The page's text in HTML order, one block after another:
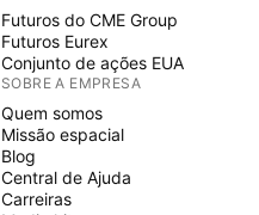
Futuros do CME Group
Futuros Eurex
Conjunto de ações EUA
SOBRE A EMPRESA
Quem somos
Missão espacial
Blog
Central de Ajuda
Carreiras